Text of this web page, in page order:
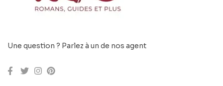
Une question ? Parlez à un de nos agent